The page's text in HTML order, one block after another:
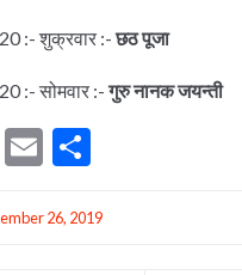
:- शुक्रवार :-छठ पूजा
:- सोमवार :-गुरु नानक जयन्ती
E
ai
S
ar
26, 2019